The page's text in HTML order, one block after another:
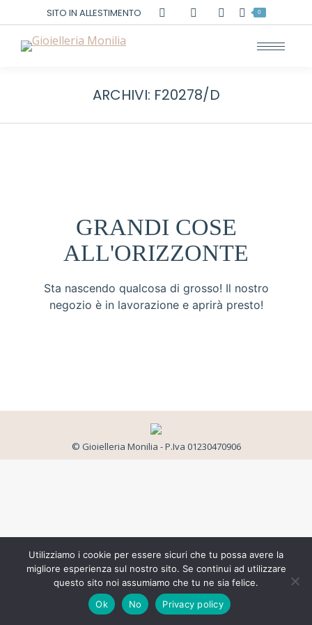
SITO IN ALLESTIMENTO Cerca: 0
ARCHIVI: F20278/D
GRANDI COSE
ALL'ORIZZONTE
Sta nascendo qualcosa di grosso! Il nostro
negozio è in lavorazione e aprirà presto!
© Gioielleria Monilia - P.Iva 01230470906
Utilizziamo i cookie per essere sicuri che tu possa avere la
migliore esperienza sul nostro sito. Se continui ad utilizzare
questo sito noi assumiamo che tu ne sia felice.
Ok
No Privacy policy